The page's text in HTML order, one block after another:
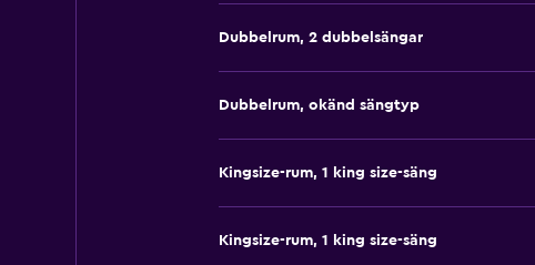
Dubbelrum, 2 dubbelsängar
Dubbelrum, okänd sängtyp
Kingsize-rum, 1 king size-säng
Kingsize-rum, 1 king size-säng